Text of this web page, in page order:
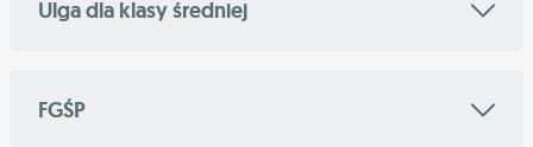
Ulga dla klasy średniej
FGŚP